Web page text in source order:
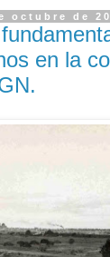
octubre de
en la